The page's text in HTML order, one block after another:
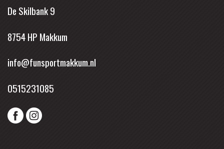
De Skilbank 9
8754 HP Makkum
info@funsportmakkum.nl
0515231085